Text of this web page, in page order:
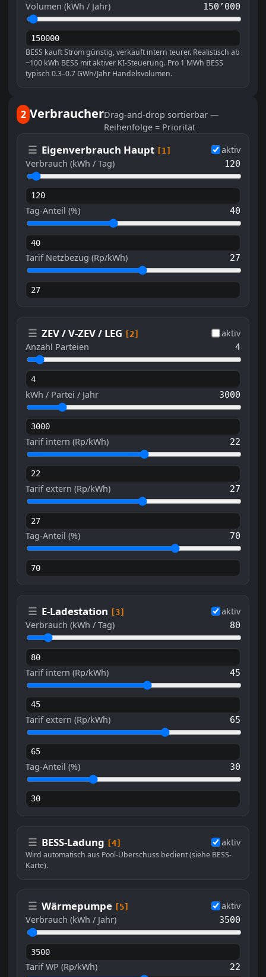
Volumen (kWh / Jahr) 150’000
BESS kauft Strom günstig, verkauft intern teurer. Realistisch ab
~100 kWh BESS mit aktiver KI-Steuerung. Pro 1 MWh BESS
typisch 0.3–0.7 GWh/Jahr Handelsvolumen.
2 VerbraucherDrag-and-drop sortierbar —
Reihenfolge = Priorität
☰ Eigenverbrauch Haupt [1]
aktiv
Verbrauch (kWh / Tag)
120
Tag-Anteil (%) 40
Tarif Netzbezug (Rp/kWh) 27
☰ ZEV / V-ZEV / LEG [2]
aktiv
Anzahl Parteien
4
kWh / Partei / Jahr 3000
Tarif intern (Rp/kWh) 22
Tarif extern (Rp/kWh) 27
Tag-Anteil (%) 70
☰ E-Ladestation [3]
aktiv
Verbrauch (kWh / Tag)
80
Tarif intern (Rp/kWh) 45
Tarif extern (Rp/kWh) 65
Tag-Anteil (%) 30
☰ BESS-Ladung [4] aktiv
Wird automatisch aus Pool-Überschuss bedient (siehe BESS-
Karte).
☰ Wärmepumpe [5]
aktiv
Verbrauch (kWh / Jahr)
3500
Tarif WP (Rp/kWh) 22